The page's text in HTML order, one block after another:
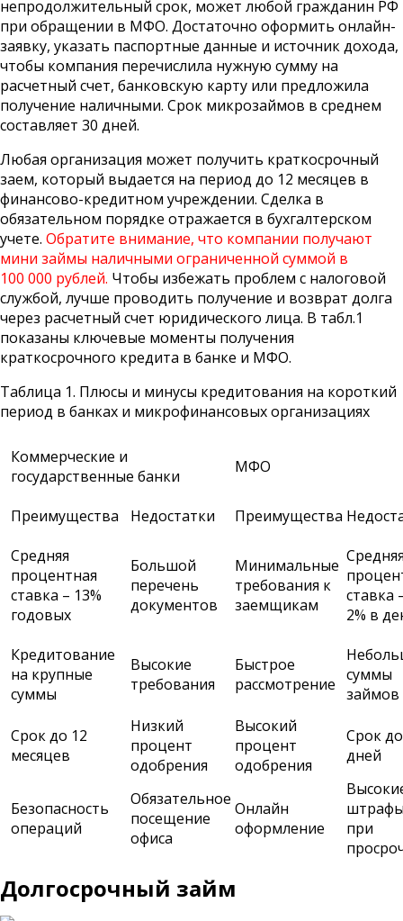
непродолжительный срок, может любой гражданин РФ
при обращении в МФО. Достаточно оформить онлайн-
заявку, указать паспортные данные и источник дохода,
чтобы компания перечислила нужную сумму на
расчетный счет, банковскую карту или предложила
получение наличными. Срок микрозаймов в среднем
составляет 30 дней.
Любая организация может получить краткосрочный
заем, который выдается на период до 12 месяцев в
финансово-кредитном учреждении. Сделка в
обязательном порядке отражается в бухгалтерском
учете. Обратите внимание, что компании получают
мини займы наличными ограниченной суммой в
100 000 рублей. Чтобы избежать проблем с налоговой
службой, лучше проводить получение и возврат долга
через расчетный счет юридического лица. В табл.1
показаны ключевые моменты получения
краткосрочного кредита в банке и МФО.
Таблица 1. Плюсы и минусы кредитования на короткий
период в банках и микрофинансовых организациях
Коммерческие и
государственные банки
МФО
Преимущества Недостатки Преимущества
Средняя
процентная
ставка – 13%
годовых
Большой
перечень
документов
Минимальные
требования к
заемщикам
ставка
2% в
Кредитование
на крупные
суммы
Высокие
требования
Быстрое
рассмотрение суммы
займов
Срок до 12
месяцев
Низкий
процент
одобрения
Высокий
процент
одобрения
Срок
дней
Безопасность
операций
Обязательное
посещение
офиса
Онлайн
оформление
при
Долгосрочный займ